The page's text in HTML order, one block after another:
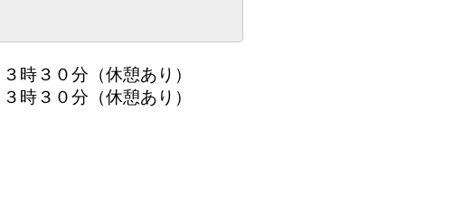
３０分（休憩あり）
３０分（休憩あり）